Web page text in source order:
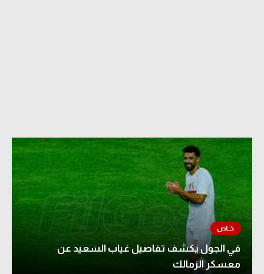
في الجول يكشف تفاصيل غياب السعيد عن
معسكر الزمالك